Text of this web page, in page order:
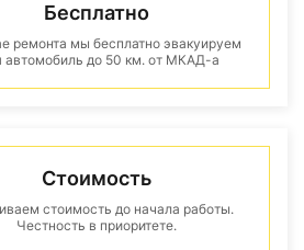
Бесплатно
ремонта мы бесплатно эвакуируем
автомобиль до 50 км. от МКАД-а
Стоимость
стоимость до начала работы.
Честность в приоритете.